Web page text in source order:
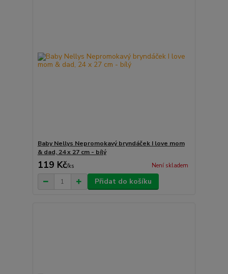
Baby Nellys Nepromokavý bryndáček I love mom
& dad, 24 x 27 cm - bílý
119 Kč/ks Není skladem
Přidat do košíku